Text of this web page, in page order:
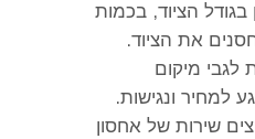
בגודל הציוד, בכמות
את הציוד.
לגבי מיקום
למחיר ונגישות.
שירות של אחסון